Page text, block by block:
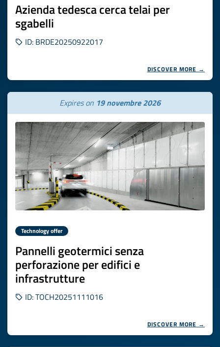
Azienda tedesca cerca telai per
sgabelli
ID: BRDE20250922017
DISCOVER MORE →
Expires on 19 novembre 2026
Technology offer
Pannelli geotermici senza
perforazione per edifici e
infrastrutture
ID: TOCH20251111016
DISCOVER MORE →